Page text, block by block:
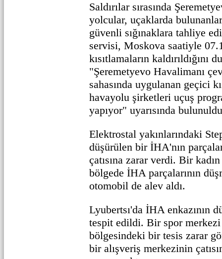
Saldırılar sırasında
yolcular, uçaklarda
güvenli sığınaklara tahliye
servisi, Moskova saatiyle
kısıtlamaların kaldırıldığını
"Şeremetyevo Havalimanı
sahasında uygulanan geçici
havayolu şirketleri uçuş
yapıyor" uyarısında
Elektrostal yakınlarındaki
düşürülen bir İHA'nın
çatısına zarar verdi. Bir
bölgede İHA parçalarının
otomobil de alev aldı.
Lyubertsı'da İHA enkazının
tespit edildi. Bir spor merkezi
bölgesindeki bir tesis zarar
bir alışveriş merkezinin